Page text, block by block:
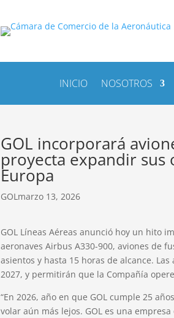
INICIO NOSOTROS
GOL incorporará
proyecta expandir sus
Europa
GOLmarzo 13, 2026
GOL Líneas Aéreas anunció hoy un hito
aeronaves Airbus A330-900, aviones de
asientos y hasta 15 horas de alcance.
2027, y permitirán que la Compañía
“En 2026, año en que GOL cumple 25
volar aún más lejos. GOL es una